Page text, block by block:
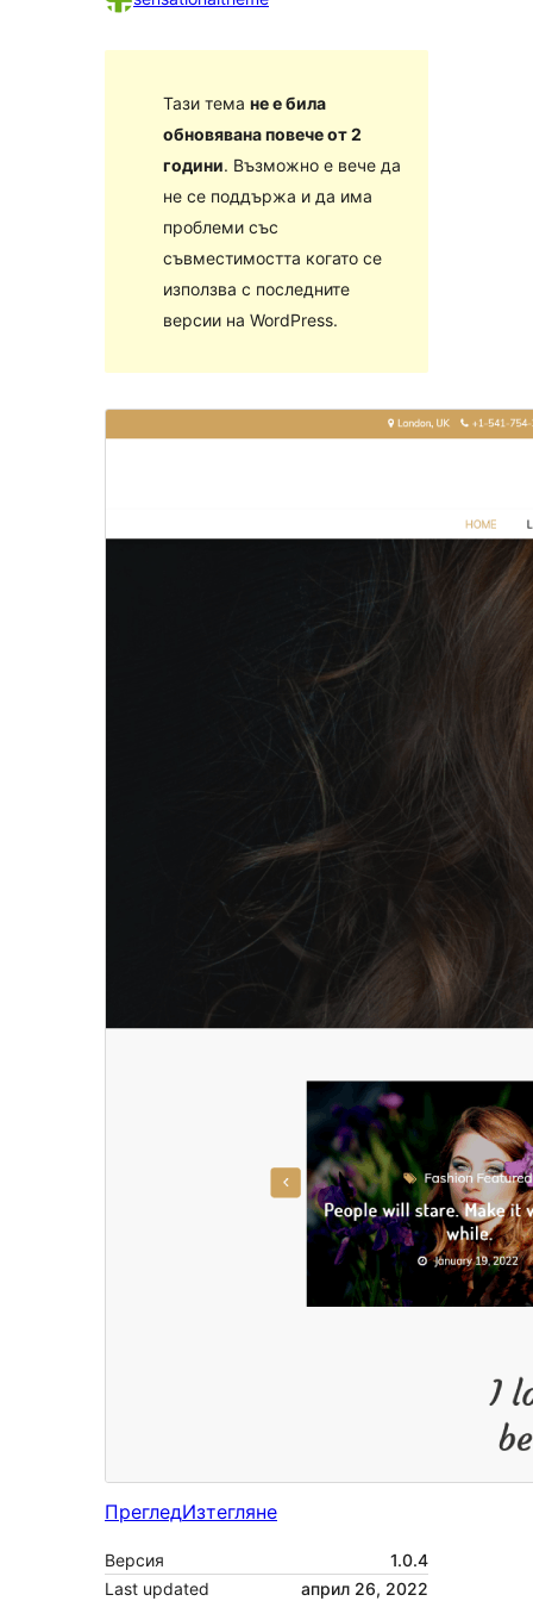
Тази тема не е била
обновявана повече от 2
години. Възможно е вече да
не се поддържа и да има
проблеми със
съвместимостта когато се
използва с последните
версии на WordPress.
ПрегледИзтегляне
Версия
1.0.4
Last updated
април 26, 2022